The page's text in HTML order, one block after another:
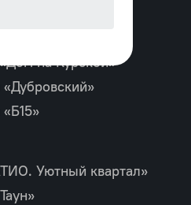
на Курской»
«Дубровский»
Уютный квартал»